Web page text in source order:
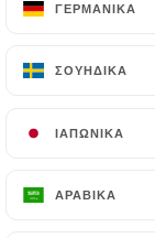
ΓΕΡΜΑΝΙΚΆ
ΣΟΥΗΔΙΚΆ
ΙΑΠΩΝΙΚΆ
ΑΡΑΒΙΚΆ
ΓΕΡΜΑΝΙΚΆ
ΣΟΥΗΔΙΚΆ
ΙΑΠΩΝΙΚΆ
ΑΡΑΒΙΚΆ